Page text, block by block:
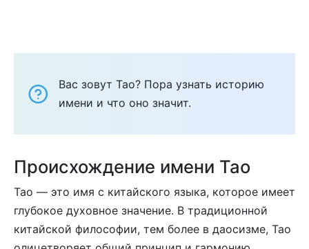
Вас зовут Тао? Пора узнать историю
имени и что оно значит.
Происхождение имени Тао
Тао — это имя с китайского языка, которое имеет
глубокое духовное значение. В традиционной
китайской философии, тем более в даосизме, Тао